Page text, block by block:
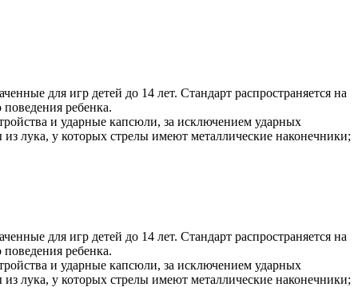
для игр детей до 14 лет. Стандарт распространяется на
ребенка.
и ударные капсюли, за исключением ударных
лука, у которых стрелы имеют металлические наконечники;
для игр детей до 14 лет. Стандарт распространяется на
ребенка.
и ударные капсюли, за исключением ударных
лука, у которых стрелы имеют металлические наконечники;